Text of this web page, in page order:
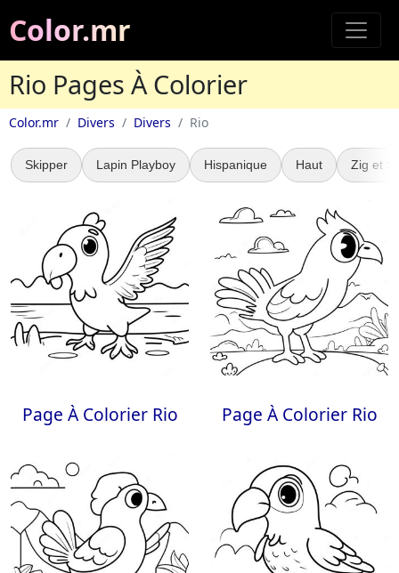
Color.mr
Rio Pages À Colorier
Color.mr Divers Divers Rio
Skipper Lapin Playboy Hispanique Haut Zig et
Page À Colorier Rio Page À Colorier Rio